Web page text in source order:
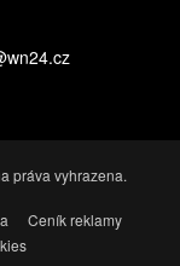
práva vyhrazena.
Ceník reklamy